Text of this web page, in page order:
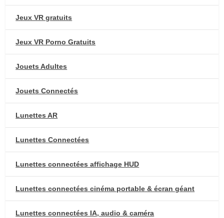
Jeux VR gratuits
Jeux VR Porno Gratuits
Jouets Adultes
Jouets Connectés
Lunettes AR
Lunettes Connectées
Lunettes connectées affichage HUD
Lunettes connectées cinéma portable & écran géant
Lunettes connectées IA, audio & caméra